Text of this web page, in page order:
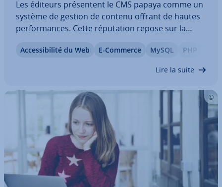
Les éditeurs pré­sen­tent le CMS papaya comme un
système de gestion de contenu offrant de hautes
per­for­mances. Cette ré­pu­ta­tion repose sur la
tion­na­li­tés in­tel­li­gentes. Le CMS papaya s’adresse-
t-il donc uni­que­ment aux ad­mi­nis­tra­teurs…
Ac­ces­si­bi­lité du Web E-Commerce MySQL PHP
Lire la suite